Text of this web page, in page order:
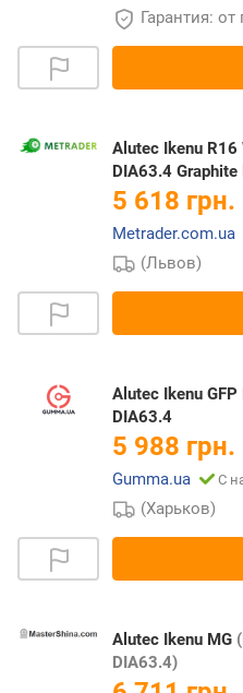
Гарантия:
Alutec Ikenu R16
DIA63.4
5 618 грн.
Metrader.com.ua
(Львов)
Alutec Ikenu
DIA63.4
5 988 грн.
Gumma.ua С
(Харьков)
Alutec Ikenu MG
DIA63.4)